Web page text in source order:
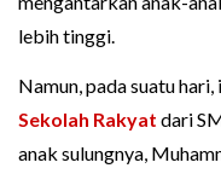
lebih tinggi.
Namun, pada suatu
Sekolah Rakyat dari
anak sulungnya,